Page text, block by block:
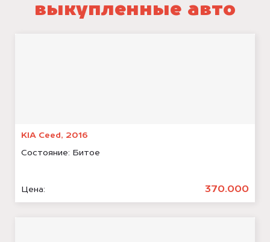
выкупленные авто
KIA Ceed, 2016
Состояние: Битое
Цена: 370.000